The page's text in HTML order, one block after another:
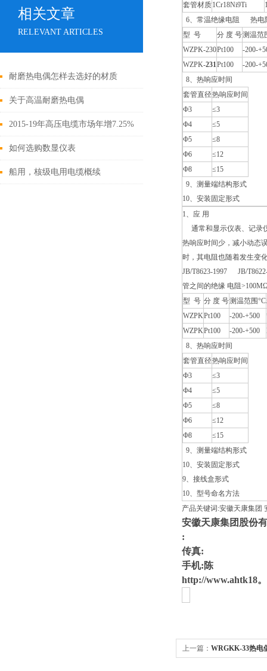
相关文章
RELEVANT ARTICLES
耐磨热电偶怎样去选好的材质
关于高温耐磨热电偶
2015-19年高压电缆市场年增7.25%
如何选购数显仪表
船用，核级电用电缆概续
套管材质1Cr18Ni9Ti
6、常温绝缘电阻 热电
型 号
分 度 号测温范
WZPK-230Pt100
-200­­-
WZPK-231Pt100
-200­­-
8、热响应时间
套管直径热响应时间
Ф3
≤3
Ф4
≤5
Ф5
≤8
Ф6
≤12
Ф8
≤15
9、测量端结构形式
10、安装固定形式
1、应 用
通常和显示仪表、记录
热响应时间少，减小动
时，其电阻也随着发生
JB/T8623-1997 JB/
管之间的绝缘 电阻
型 号 分 度 号测温范围°C
WZPKPt100 -200­­-+500
WZPKPt100 -200­­-+500
8、热响应时间
套管直径热响应时间
Ф3
≤3
Ф4
≤5
Ф5
≤8
Ф6
≤12
Ф8
≤15
9、测量端结构形式
10、安装固定形式
9、接线盒形式
10、型号命名方法
产品关键词:安徽天康集团
安徽天康集团股份
:
传真:
手机:陈
http://www.ahtk18
上一篇： WRGKK-33热电